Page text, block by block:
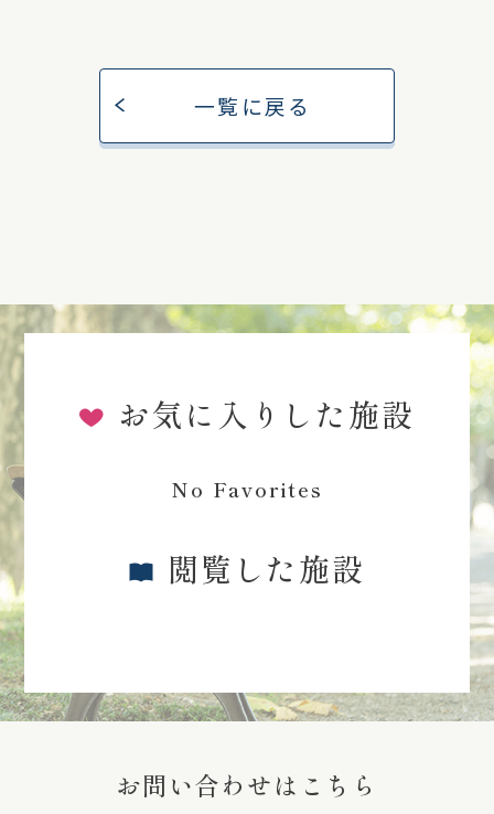
一覧に戻る
お気に入りした施設
No Favorites
閲覧した施設
お問い合わせはこちら